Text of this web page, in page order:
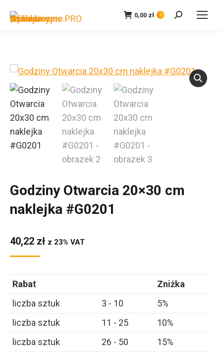
0,00 zł 0 Szukaj:
Godziny Otwarcia 20×30 cm
naklejka #G0201
40,22 zł z 23% VAT
Rabat
Zniżka
liczba sztuk
3 - 10
5%
liczba sztuk
11 - 25
10%
liczba sztuk
26 - 50
15%